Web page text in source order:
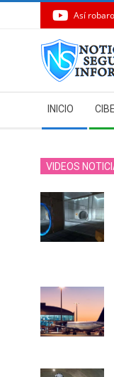
Así
Navigation
Menu
INICIO
VIDEOS